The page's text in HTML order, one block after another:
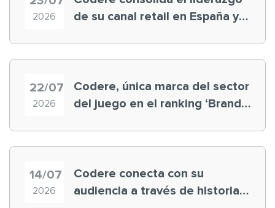
2026
de su canal retail en España y
22/07
2026
Codere, única marca del sector
del juego en el ranking ‘Brand
14/07
2026
Codere conecta con su
audiencia a través de historias